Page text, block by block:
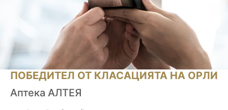
ПОБЕДИТЕЛ ОТ КЛАСАЦИЯТА НА ОРЛИ
Аптека АЛТЕЯ